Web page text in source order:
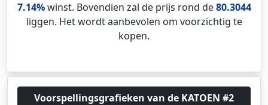
7.14%winst. Bovendien zal de prijs rond de80.3044
liggen. Het wordt aanbevolen om voorzichtig te
kopen.
Voorspellingsgrafieken van de KATOEN #2